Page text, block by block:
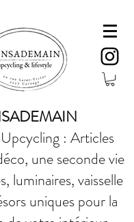
: Articles
une seconde vie
luminaires, vaisselle
uniques pour la